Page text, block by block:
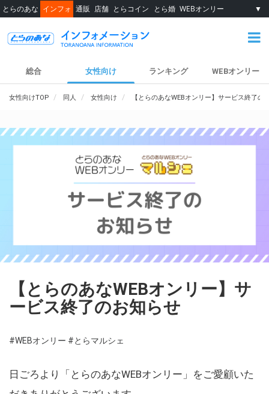
とらのあな インフォ 通販 店舗 とらコイン とら婚 WEBオンリー ▼
総合 女性向け ランキング WEBオンリー
女性向けTOP 同人 女性向け 【とらのあなWEBオンリー】サービス終了の
【とらのあなWEBオンリー】サ
ービス終了のお知らせ
#WEBオンリー #とらマルシェ
日ごろより「とらのあなWEBオンリー」をご愛顧いた